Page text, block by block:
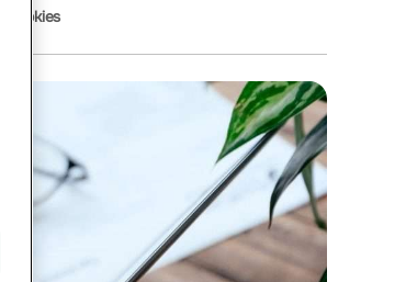
Cookies